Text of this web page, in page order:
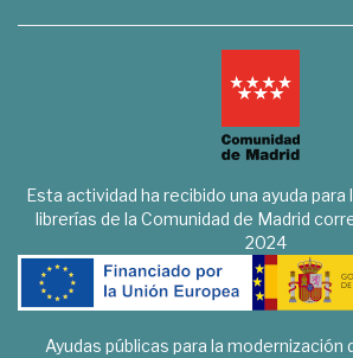
Esta actividad ha recibido una ayuda
librerías de la Comunidad de Madrid
2024
Ayudas públicas para la modernización